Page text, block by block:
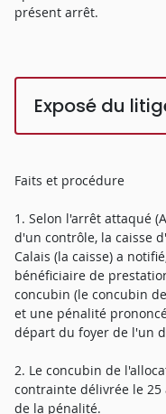
présent arrêt.
Exposé du
Faits et procédure
1. Selon l'arrêt attaqué
d'un contrôle, la caisse
Calais (la caisse) a
bénéficiaire de
concubin (le concubin
et une pénalité
départ du foyer de l'un
2. Le concubin de
contrainte délivrée le
de la pénalité.